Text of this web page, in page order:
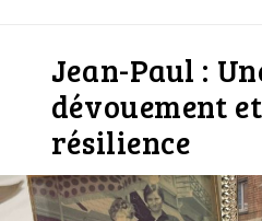
Jean-Paul :
dévouement
résilience